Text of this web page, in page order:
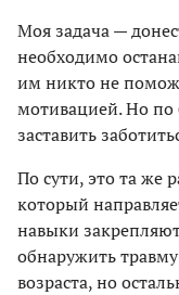
Моя задача —
необходимо
им никто не
мотивацией. Но по
заставить
По сути, это та же
который
навыки
обнаружить
возраста, но